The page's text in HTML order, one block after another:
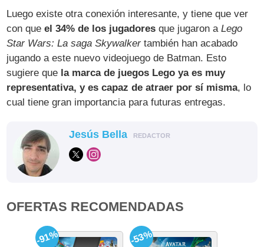
Luego existe otra conexión interesante, y tiene que ver
con queel 34% de los jugadores que jugaron aLego
Star Wars: La saga Skywalkertambién han acabado
jugando a este nuevo videojuego de Batman. Esto
sugiere que la marca de juegos Lego ya es muy
representativa, y es capaz de atraer por sí misma, lo
cual tiene gran importancia para futuras entregas.
Jesús Bella REDACTOR
OFERTAS RECOMENDADAS
-91% -53%